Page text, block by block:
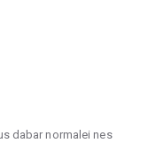
dabar normalei nes